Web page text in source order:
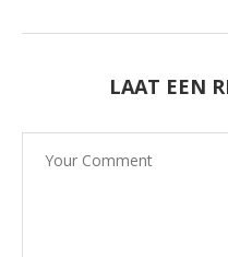
LAAT EEN